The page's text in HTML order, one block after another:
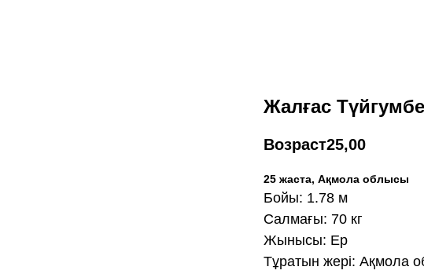
Жалғас
Возраст25,00
25 жаста, Ақмола облысы
Бойы: 1.78 м
Салмағы: 70 кг
Жынысы: Ер
Тұратын жері: Ақмола